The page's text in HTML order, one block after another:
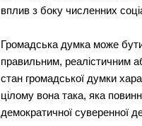
вплив з боку численних
Громадська думка може
правильним, реалістичним
стан громадської думки
цілому вона така, яка
демократичної суверенної